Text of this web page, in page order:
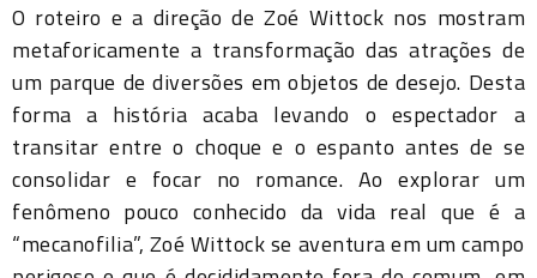
O roteiro e a direção de Zoé Wittock nos mostram
metaforicamente a transformação das atrações de
um parque de diversões em objetos de desejo. Desta
forma a história acaba levando o espectador a
transitar entre o choque e o espanto antes de se
consolidar e focar no romance. Ao explorar um
fenômeno pouco conhecido da vida real que é a
“mecanofilia”, Zoé Wittock se aventura em um campo